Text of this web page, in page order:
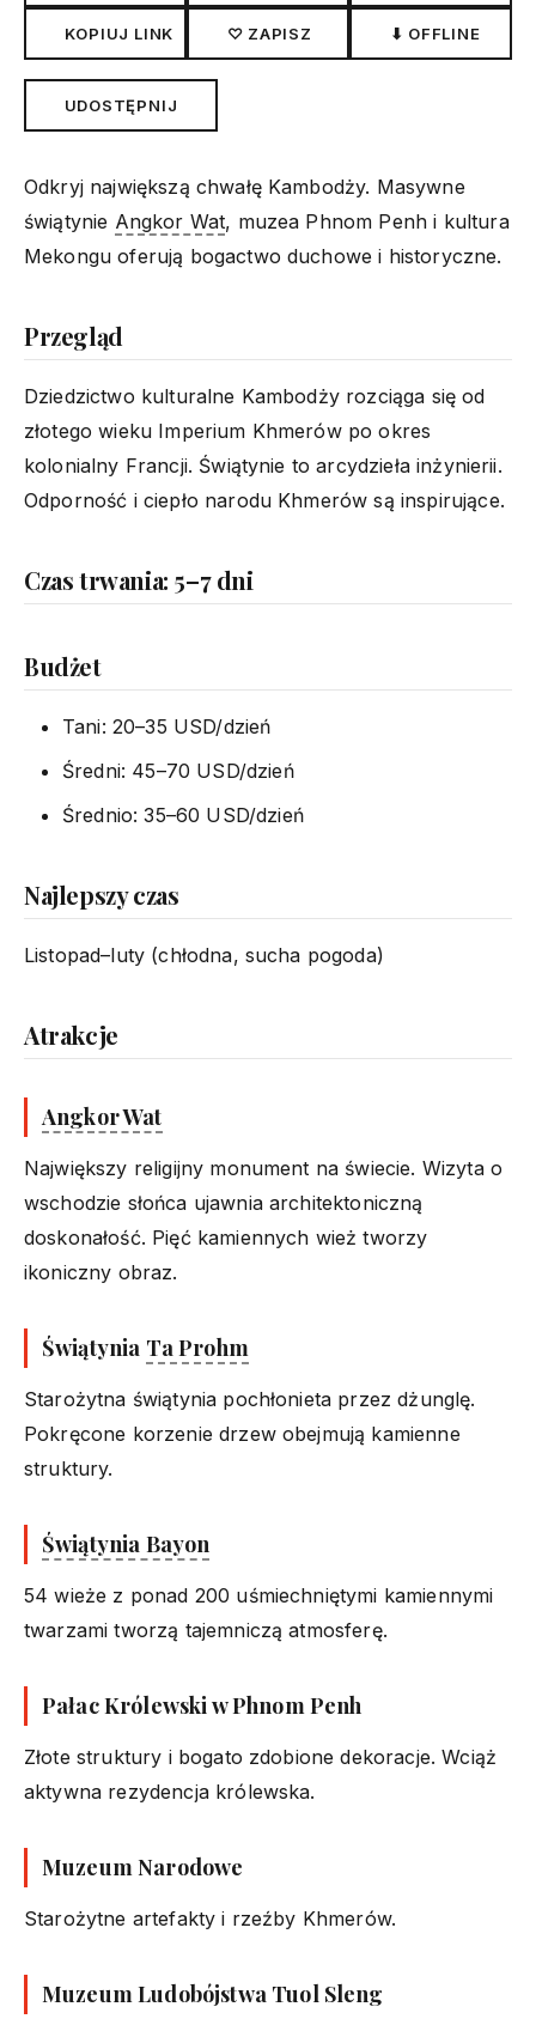
KOPIUJ LINK ♡ ZAPISZ ⬇ OFFLINE
UDOSTĘPNIJ
Odkryj największą chwałę Kambodży. Masywne
świątynie Angkor Wat, muzea Phnom Penh i kultura
Mekongu oferują bogactwo duchowe i historyczne.
Przegląd
Dziedzictwo kulturalne Kambodży rozciąga się od
złotego wieku Imperium Khmerów po okres
kolonialny Francji. Świątynie to arcydzieła inżynierii.
Odporność i ciepło narodu Khmerów są inspirujące.
Czas trwania: 5–7 dni
Budżet
Tani: 20–35 USD/dzień
Średni: 45–70 USD/dzień
Średnio: 35–60 USD/dzień
Najlepszy czas
Listopad–luty (chłodna, sucha pogoda)
Atrakcje
Angkor Wat
Największy religijny monument na świecie. Wizyta o
wschodzie słońca ujawnia architektoniczną
doskonałość. Pięć kamiennych wież tworzy
ikoniczny obraz.
Świątynia Ta Prohm
Starożytna świątynia pochłonieta przez dżunglę.
Pokręcone korzenie drzew obejmują kamienne
struktury.
Świątynia Bayon
54 wieże z ponad 200 uśmiechniętymi kamiennymi
twarzami tworzą tajemniczą atmosferę.
Pałac Królewski w Phnom Penh
Złote struktury i bogato zdobione dekoracje. Wciąż
aktywna rezydencja królewska.
Muzeum Narodowe
Starożytne artefakty i rzeźby Khmerów.
Muzeum Ludobójstwa Tuol Sleng